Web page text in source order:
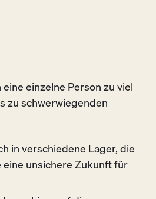
einzelne Person zu viel
zu schwerwiegenden
in verschiedene Lager, die
unsichere Zukunft für